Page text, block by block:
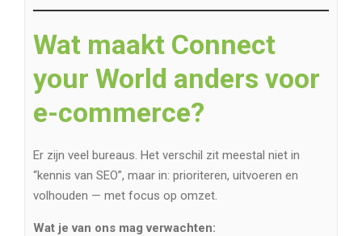
Wat maakt Connect
your World anders voor
e-commerce?
Er zijn veel bureaus. Het verschil zit meestal niet in
“kennis van SEO”, maar in: prioriteren, uitvoeren en
volhouden — met focus op omzet.
Wat je van ons mag verwachten: